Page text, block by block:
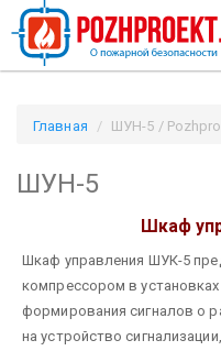
Главная ШУН-5 /
ШУН-5
Шкаф
Шкаф управления ШУК-5
компрессором в
формирования сигналов о
на устройство